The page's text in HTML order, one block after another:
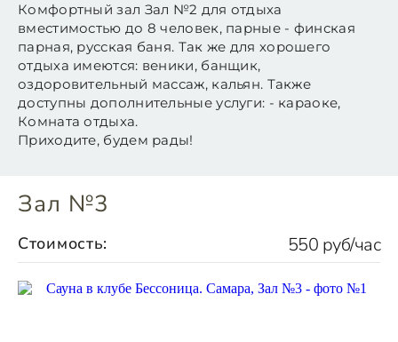
Комфортный зал Зал №2 для отдыха
вместимостью до 8 человек, парные - финская
парная, русская баня. Так же для хорошего
отдыха имеются: веники, банщик,
оздоровительный массаж, кальян. Также
доступны дополнительные услуги: - караоке,
Комната отдыха.
Приходите, будем рады!
Зал №3
Стоимость: 550 руб/час